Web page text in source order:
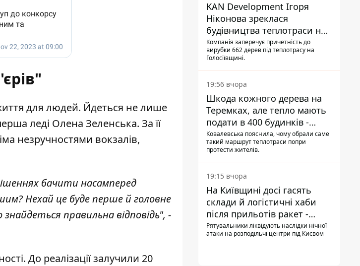
для людей. Йдеться не лише
леді Олена Зеленська. За її
незручностями вокзалів,
бачити насамперед
Нехай це буде перше й головне
правильна відповідь", -
До реалізації залучили 20
KAN Development Ігоря
Ніконова зреклася
будівництва теплотраси на
Теремках
Компанія заперечує причетність до
вирубки 662 дерев під теплотрасу на
Голосіївщині.
19:56 вчора
Шкода кожного дерева на
Теремках, але тепло мають
подати в 400 будинків -
депутатка Київради
Ковалевська пояснила, чому обрали саме
такий маршрут теплотраси попри
протести жителів.
19:15 вчора
На Київщині досі гасять
склади й логістичні хаби
після прильотів ракет -
ДСНС
Рятувальники ліквідують наслідки нічної
атаки на розподільчі центри під Києвом